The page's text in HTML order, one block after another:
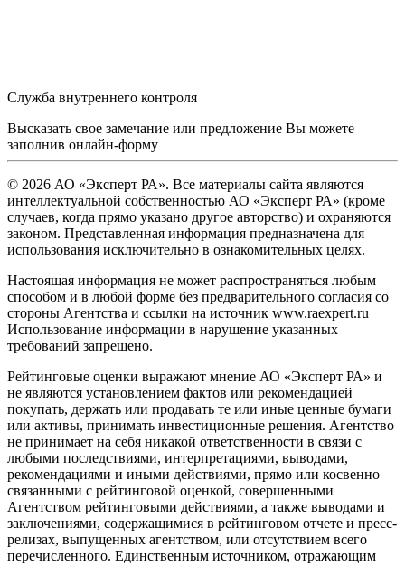
Служба внутреннего контроля
Высказать свое замечание или предложение Вы можете
заполнив онлайн-форму
© 2026 АО «Эксперт РА». Все материалы сайта являются
интеллектуальной собственностью АО «Эксперт РА» (кроме
случаев, когда прямо указано другое авторство) и охраняются
законом. Представленная информация предназначена для
использования исключительно в ознакомительных целях.
Настоящая информация не может распространяться любым
способом и в любой форме без предварительного согласия со
стороны Агентства и ссылки на источник www.raexpert.ru
Использование информации в нарушение указанных
требований запрещено.
Рейтинговые оценки выражают мнение АО «Эксперт РА» и
не являются установлением фактов или рекомендацией
покупать, держать или продавать те или иные ценные бумаги
или активы, принимать инвестиционные решения. Агентство
не принимает на себя никакой ответственности в связи с
любыми последствиями, интерпретациями, выводами,
рекомендациями и иными действиями, прямо или косвенно
связанными с рейтинговой оценкой, совершенными
Агентством рейтинговыми действиями, а также выводами и
заключениями, содержащимися в рейтинговом отчете и пресс-
релизах, выпущенных агентством, или отсутствием всего
перечисленного. Единственным источником, отражающим